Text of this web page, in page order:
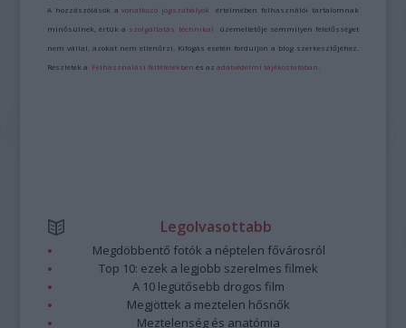
A hozzászólások avonatkozó jogszabályok értelmében felhasználói tartalomnak
minősülnek, értük a szolgáltatás technikai üzemeltetője semmilyen felelősséget
nem vállal, azokat nem ellenőrzi. Kifogás esetén forduljon a blog szerkesztőjéhez.
Részletek a Felhasználási feltételekben és azadatvédelmi tájékoztatóban
Legolvasottabb
Megdöbbentő fotók a néptelen fővárosról
Top 10: ezek a legjobb szerelmes filmek
A 10 legütősebb drogos film
Megjöttek a meztelen hősnők
Meztelenség és anatómia